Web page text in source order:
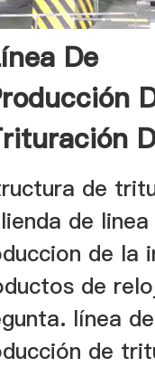
De
De
de
de linea
de la
de
línea de
de